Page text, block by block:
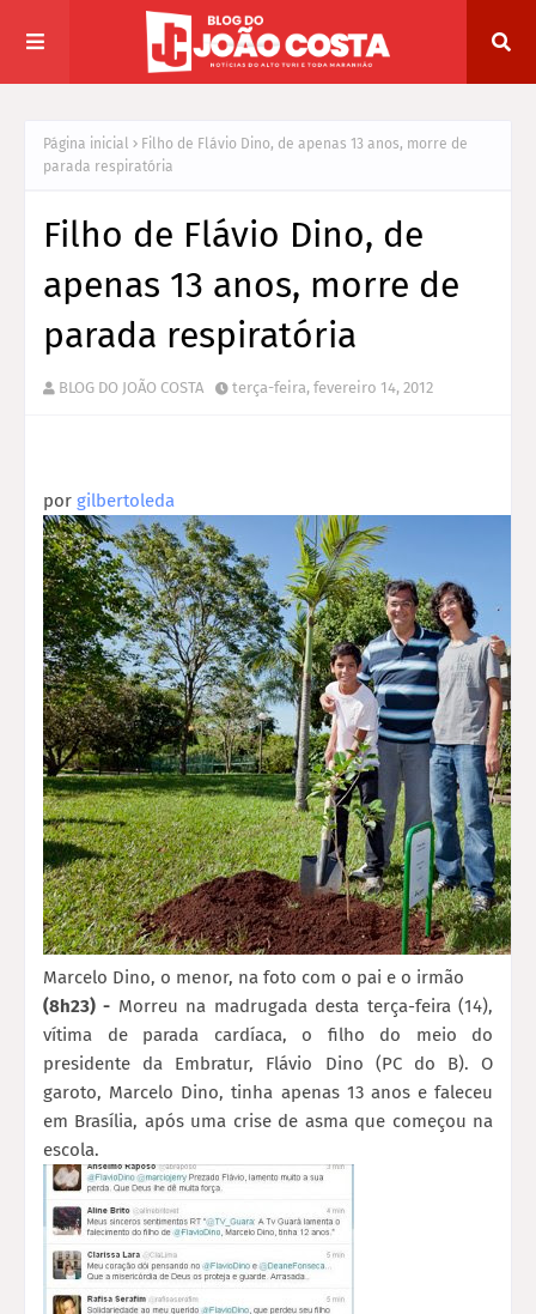
Página inicial
Filho de Flávio Dino, de apenas 13 anos, morre de
parada respiratória
Filho de Flávio Dino, de
apenas 13 anos, morre de
parada respiratória
BLOG DO JOÃO COSTA terça-feira, fevereiro 14, 2012
por gilbertoleda
Marcelo Dino, o menor, na foto com o pai e o irmão
(8h23) - Morreu na madrugada desta terça-feira (14),
vítima de parada cardíaca, o filho do meio do
presidente da Embratur, Flávio Dino (PC do B). O
garoto, Marcelo Dino, tinha apenas 13 anos e faleceu
em Brasília, após uma crise de asma que começou na
escola.